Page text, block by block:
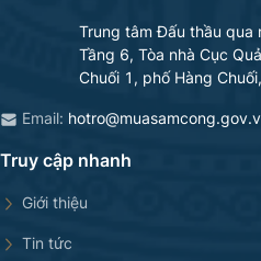
Trung tâm Đấu thầu qua
Tầng 6, Tòa nhà Cục
Chuối 1, phố Hàng
Email:
Truy cập nhanh
Giới thiệu
Tin tức